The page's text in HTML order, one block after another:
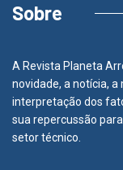
Sobre
A Revista Planeta
novidade, a notícia,
interpretação dos
sua repercussão
setor técnico.